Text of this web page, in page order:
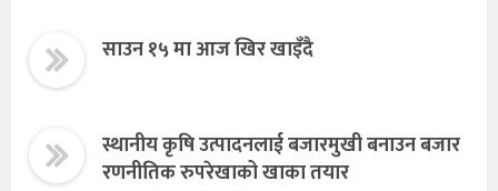
साउन १५ मा आज खिर खाइँदै
स्थानीय कृषि उत्पादनलाई बजारमुखी बनाउन बजार
रणनीतिक रुपरेखाको खाका तयार